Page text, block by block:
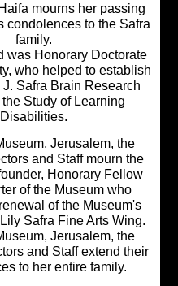
of Haifa mourns her
its condolences to the
was Honorary
who helped to
J. Safra Brain
for the Study of Learning
Disabilities.
Museum, Jerusalem, the
of Directors and Staff mourn
of a founder, Honorary
supporter of the Museum who
the renewal of the
and Lily Safra Fine Arts
Museum, Jerusalem, the
Directors and Staff extend
to her entire family.